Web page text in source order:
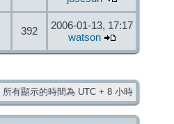
392
2006-01-13, 17:17
watson
所有顯示的時間為 UTC + 8 小時